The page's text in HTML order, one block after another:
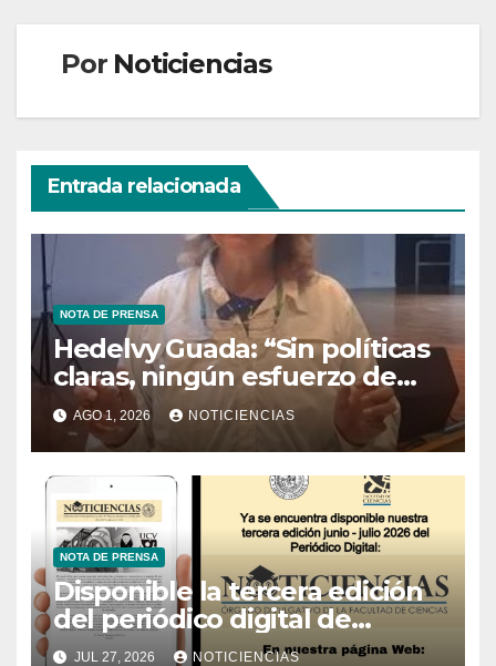
Por Noticiencias
Entrada relacionada
NOTA DE PRENSA
Hedelvy Guada: “Sin políticas
claras, ningún esfuerzo de
conservación rendirá frutos”
AGO 1, 2026 NOTICIENCIAS
NOTA DE PRENSA
Disponible la tercera edición
del periódico digital de
Noticiencias 2026
JUL 27, 2026 NOTICIENCIAS